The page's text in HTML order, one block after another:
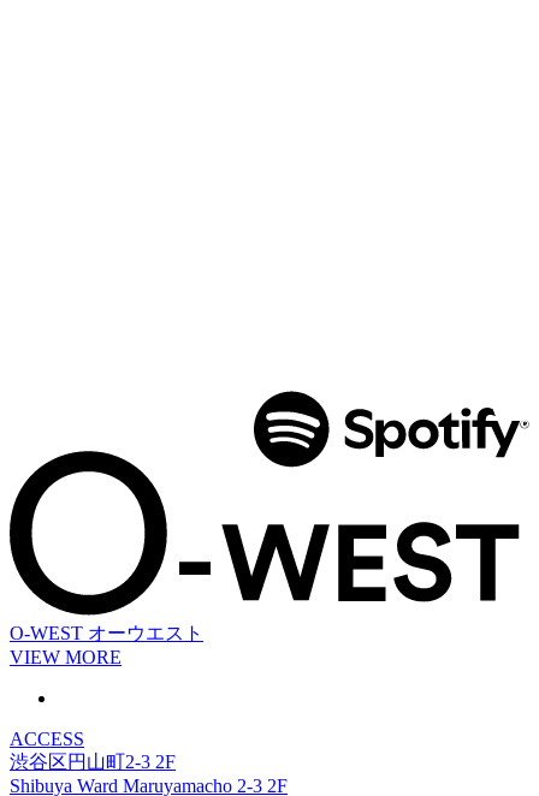
O-WEST オーウエスト
VIEW MORE
ACCESS
渋谷区円山町2-3 2F
Shibuya Ward Maruyamacho 2-3 2F